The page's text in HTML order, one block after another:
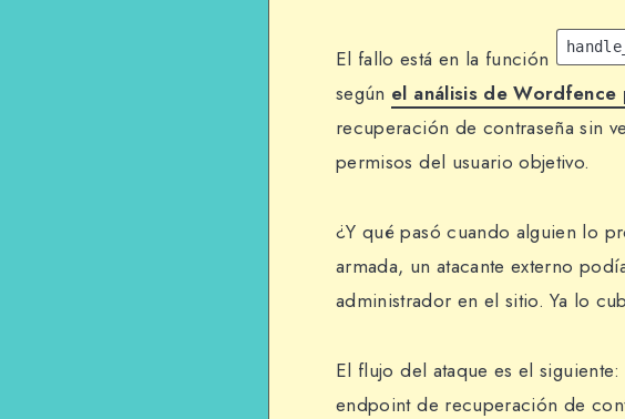
El fallo está en la función
según el análisis de
recuperación de contraseña sin
permisos del usuario objetivo.
¿Y qué pasó cuando alguien lo
armada, un atacante externo
administrador en el sitio. Ya lo
El flujo del ataque es el
endpoint de recuperación de